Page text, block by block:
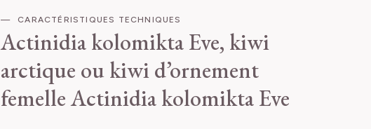
Actinidia kolomikta Eve, kiwi
arctique ou kiwi d’ornement
femelleActinidia kolomikta Eve